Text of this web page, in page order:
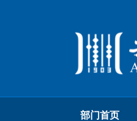
部门首页